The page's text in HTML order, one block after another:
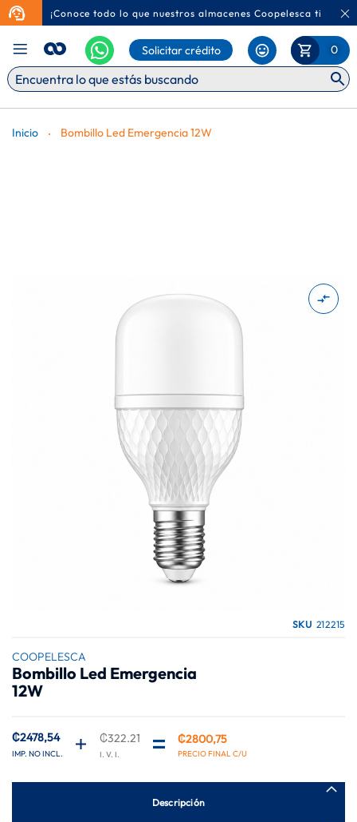
¡Conoce todo lo que nuestros almacenes Coopelesca tienen
Mi
0
Solicitar crédito
Inicio Bombillo Led Emergencia 12W
SKU 212215
COOPELESCA
Bombillo Led Emergencia
12W
₡2800,75
₡322.21
₡2478,54
comienzo
de
la
imágenes
Descripción